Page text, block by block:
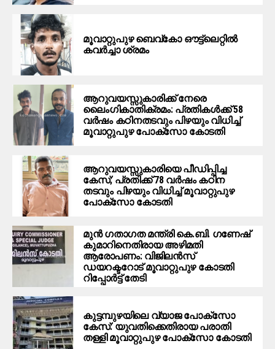
മൂ​വാ​റ്റു​പു​ഴ ബെ​വ്കോ ഔ​ട്ട്‌​ലെ​റ്റിൽ
കവർച്ചാ ശ്രമം
ആറുവയസ്സുകാരിക്ക് നേരെ
ലൈംഗികാതിക്രമം: പ്രതികള്‍ക്ക് 58
വര്‍ഷം കഠിനതടവും പിഴയും വിധിച്ച്
മൂവാറ്റുപുഴ പോക്സോ കോടതി
ആറുവയസ്സുകാരിയെ പീഡിപ്പിച്ച
കേസ്; പ്രതിക്ക് 78 വര്‍ഷം കഠിന
തടവും പിഴയും വിധിച്ച് മൂവാറ്റുപുഴ
പോക്‌സോ കോടതി
മുന്‍ ഗതാഗത മന്ത്രി കെ.ബി. ഗണേഷ്
കുമാറിനെതിരായ അഴിമതി
ആരോപണം: വിജിലന്‍സ്
ഡയറക്ടറോട് മൂവാറ്റുപുഴ കോടതി
റിപ്പോര്‍ട്ട് തേടി
കുട്ടമ്പുഴയിലെ വ്യാജ പോക്‌സോ
കേസ്: യുവതിക്കെതിരായ പരാതി
തള്ളി മൂവാറ്റുപുഴ പോക്‌സോ കോടതി